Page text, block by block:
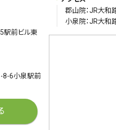
駅前ビル東
8-6小泉駅前
郡山院：JR大和
小泉院：JR大和